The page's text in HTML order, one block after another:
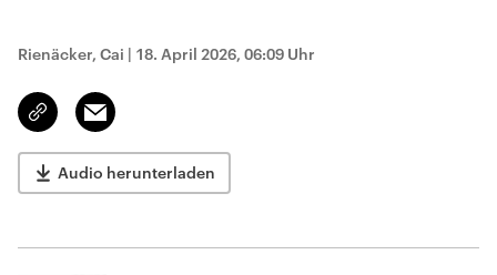
Rienäcker, Cai | 18. April 2026, 06:09 Uhr
Link
kopieren/teilen
Email
Audio herunterladen